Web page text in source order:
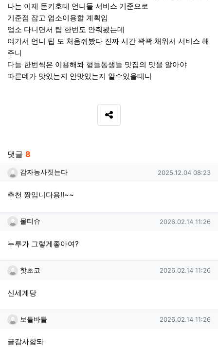
나는 이제 돈키호테 언니들 서비스 기준으로
기준점 잡고 업소이용할 계획임
업소 다니면서 팁 한번도 안줘봤는데
여기서 언니 팁 도 처음줘봤다 진짜 시간 꽉꽉 채워서 서비스 해
주니
다들 한번씩은 이용해봐 형들동생들 맛집의 맛을 알아야
따른데가 맛있는지 안맛있는지 알수있을테니
SNS 공유
댓글 8
감자농사짓는다님의 댓글
감자농사짓는다 작성일
2025.12.04 08:23
추천 짱입니다용!!~~
물티슈님의 댓글
물티슈 작성일
2026.02.14 11:26
누루가 그렇게좋아여?
핫초코님의 댓글
핫초코 작성일
2026.02.14 11:26
신세계당
보틀바틀님의 댓글
보틀바틀 작성일
2026.02.14 11:26
글감사함돠